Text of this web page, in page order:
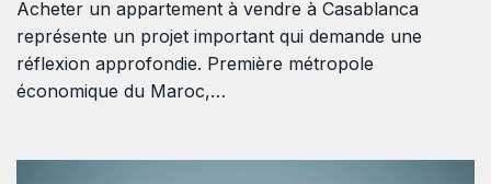
Acheter un appartement à vendre à Casablanca
représente un projet important qui demande une
réflexion approfondie. Première métropole
économique du Maroc,…